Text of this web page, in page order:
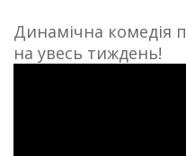
Динамічна комедія
на увесь тиждень!